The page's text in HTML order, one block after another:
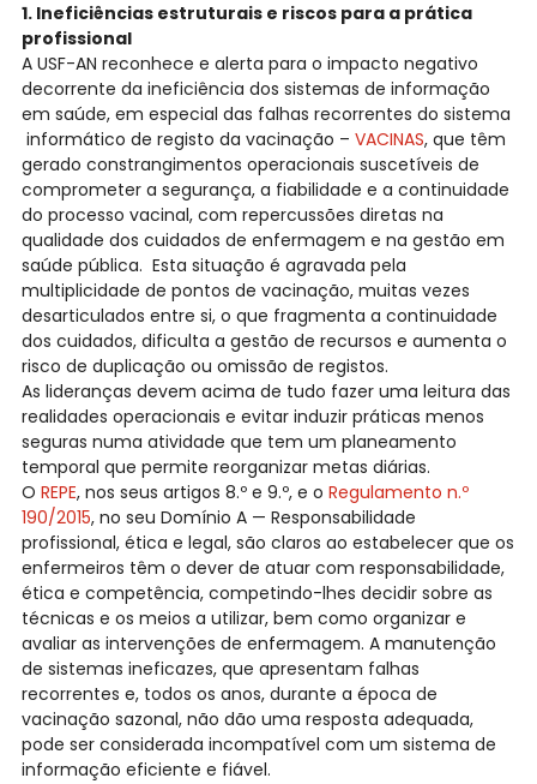
1. Ineficiências estruturais e riscos para a prática
profissional
A USF-AN reconhece e alerta para o impacto negativo
decorrente da ineficiência dos sistemas de informação
em saúde, em especial das falhas recorrentes do sistema
informático de registo da vacinação – VACINAS, que têm
gerado constrangimentos operacionais suscetíveis de
comprometer a segurança, a fiabilidade e a continuidade
do processo vacinal, com repercussões diretas na
qualidade dos cuidados de enfermagem e na gestão em
saúde pública. Esta situação é agravada pela
multiplicidade de pontos de vacinação, muitas vezes
desarticulados entre si, o que fragmenta a continuidade
dos cuidados, dificulta a gestão de recursos e aumenta o
risco de duplicação ou omissão de registos.
As lideranças devem acima de tudo fazer uma leitura das
realidades operacionais e evitar induzir práticas menos
seguras numa atividade que tem um planeamento
temporal que permite reorganizar metas diárias.
O REPE, nos seus artigos 8.º e 9.º, e o Regulamento n.º
190/2015, no seu Domínio A — Responsabilidade
profissional, ética e legal, são claros ao estabelecer que os
enfermeiros têm o dever de atuar com responsabilidade,
ética e competência, competindo-lhes decidir sobre as
técnicas e os meios a utilizar, bem como organizar e
avaliar as intervenções de enfermagem. A manutenção
de sistemas ineficazes, que apresentam falhas
recorrentes e, todos os anos, durante a época de
vacinação sazonal, não dão uma resposta adequada,
pode ser considerada incompatível com um sistema de
informação eficiente e fiável.